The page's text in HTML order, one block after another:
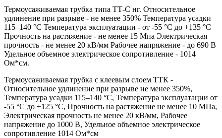
Термоусаживаемая трубка типа ТТ-С нг. Относительное
удлинение при разрыве - не менее 350% Температура усадки
115–140 °C Температура эксплуатации - от -55 °C до +135 °C
Прочность на растяжение - не менее 15 Мпа Электрическая
прочность - не менее 20 кВ/мм Рабочее напряжение - до 690 В
Удельное объемное электрическое сопротивление - 1014
Ом*см.
Термоусаживаемая трубка с клеевым слоем ТТК -
Относительное удлинение при разрыве не менее 350%,
Температура усадки 115–140 °C, Температура эксплуатации от
-55 °C до +125 °C, Прочность на растяжение не менее 10 МПа,
Электрическая прочность не менее 20 кВ/мм, Рабочее
напряжение до 1000 В, Удельное объемное электрическое
сопротивление 1014 Ом*см